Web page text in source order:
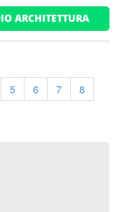
ARCHITETTURA
5 6 7
8